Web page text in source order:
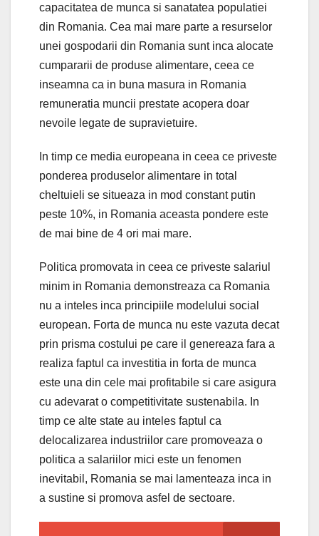
capacitatea de munca si sanatatea populatiei
din Romania. Cea mai mare parte a resurselor
unei gospodarii din Romania sunt inca alocate
cumpararii de produse alimentare, ceea ce
inseamna ca in buna masura in Romania
remuneratia muncii prestate acopera doar
nevoile legate de supravietuire.
In timp ce media europeana in ceea ce priveste
ponderea produselor alimentare in total
cheltuieli se situeaza in mod constant putin
peste 10%, in Romania aceasta pondere este
de mai bine de 4 ori mai mare.
Politica promovata in ceea ce priveste salariul
minim in Romania demonstreaza ca Romania
nu a inteles inca principiile modelului social
european. Forta de munca nu este vazuta decat
prin prisma costului pe care il genereaza fara a
realiza faptul ca investitia in forta de munca
este una din cele mai profitabile si care asigura
cu adevarat o competitivitate sustenabila. In
timp ce alte state au inteles faptul ca
delocalizarea industriilor care promoveaza o
politica a salariilor mici este un fenomen
inevitabil, Romania se mai lamenteaza inca in
a sustine si promova asfel de sectoare.